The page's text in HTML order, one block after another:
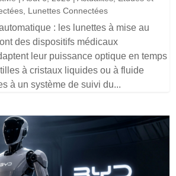
Lunettes Connectées
: les lunettes à mise au
des dispositifs médicaux
leur puissance optique en temps
à cristaux liquides ou à fluide
à un système de suivi du...